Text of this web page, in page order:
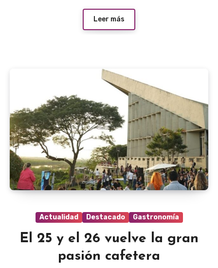
Leer más
Actualidad Destacado Gastronomía
El 25 y el 26 vuelve la gran
pasión cafetera